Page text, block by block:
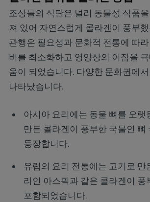
조상들의 식단은 널리 동물성 식품
져 있어 자연스럽게 콜라겐이 풍부
관행은 필요성과 문화적 전통에 따
비를 최소화하고 영양상의 이점을
움이 되었습니다. 다양한 문화권에
나타났습니다.
아시아 요리에는 동물 뼈를 오랫
만든 콜라겐이 풍부한 국물인 뼈
등장합니다.
유럽의 요리 전통에는 고기로 만
리인 아스픽과 같은 콜라겐이 풍
포함되었습니다.